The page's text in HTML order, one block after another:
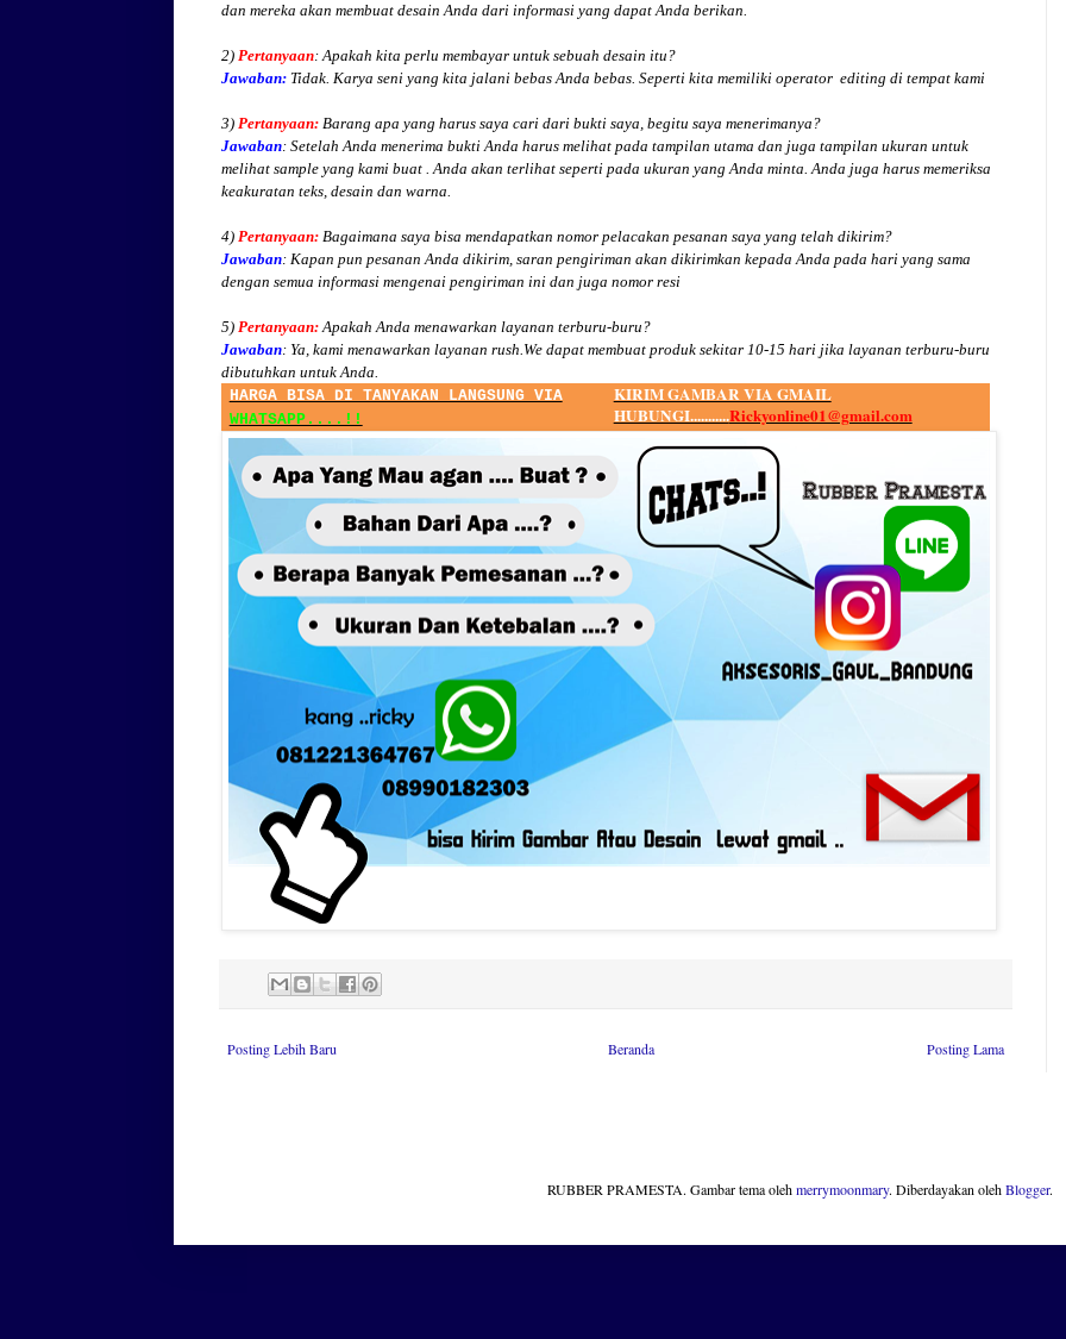
dan mereka akan membuat desain Anda dari informasi yang dapat Anda berikan.
2) Pertanyaan: Apakah kita perlu membayar untuk sebuah desain itu?
Jawaban:Tidak. Karya seni yang kita jalani bebas Anda bebas. Seperti kita memiliki operator editing di tempat kami
3) Pertanyaan:Barang apa yang harus saya cari dari bukti saya, begitu saya menerimanya?
Jawaban: Setelah Anda menerima bukti Anda harus melihat pada tampilan utama dan juga tampilan ukuran untuk
melihat sample yang kami buat . Anda akan terlihat seperti pada ukuran yang Anda minta. Anda juga harus memeriksa
keakuratan teks, desain dan warna.
4) Pertanyaan:Bagaimana saya bisa mendapatkan nomor pelacakan pesanan saya yang telah dikirim?
Jawaban: Kapan pun pesanan Anda dikirim, saran pengiriman akan dikirimkan kepada Anda pada hari yang sama
dengan semua informasi mengenai pengiriman ini dan juga nomor resi
5) Pertanyaan:Apakah Anda menawarkan layanan terburu-buru?
Jawaban: Ya, kami menawarkan layanan rush.We dapat membuat produk sekitar 10-15 hari jika layanan terburu-buru
dibutuhkan untuk Anda.
HARGA BISA DI TANYAKAN LANGSUNG VIA
WHATSAPP....!!
KIRIM GAMBAR VIA GMAIL
HUBUNGI...........Rickyonline01@gmail.com
Posting Lebih Baru Posting Lama
Beranda
RUBBER PRAMESTA. Gambar tema olehmerrymoonmary. Diberdayakan olehBlogger.